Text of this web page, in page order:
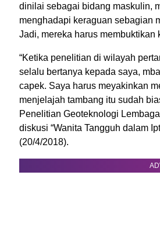
dinilai sebagai bidang maskulin,
menghadapi keraguan sebagian
Jadi, mereka harus membuktikan
“Ketika penelitian di wilayah
selalu bertanya kepada saya,
capek. Saya harus meyakinkan
menjelajah tambang itu sudah
Penelitian Geoteknologi
diskusi “Wanita Tangguh dalam
(20/4/2018).